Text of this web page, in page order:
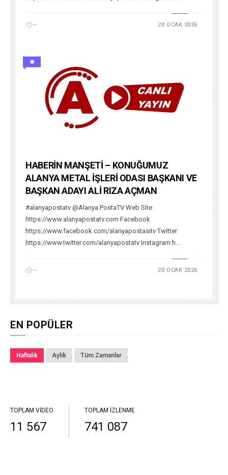
-- 20 OCAK 2026
HABERİN MANŞETİ – KONUĞUMUZ
ALANYA METAL İŞLERİ ODASI BAŞKANI VE
BAŞKAN ADAYI ALİ RIZA AÇMAN
#alanyapostatv @Alanya PostaTV Web Site
https://www.alanyapostatv.com Facebook
https://www.facebook.com/alanyapostasitv Twitter
https://www.twitter.com/alanyapostatv Instagram h...
-- 20 OCAK 2026
EN POPÜLER
Haftalık Aylık Tüm Zamanlar
TOPLAM VIDEO
11 567
TOPLAM İZLENME
741 087